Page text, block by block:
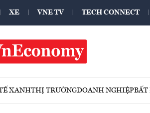
XE VNE TV TECH CONNECT
XANHTHỊ TRƯỜNGDOANH NGHIỆPBẤT